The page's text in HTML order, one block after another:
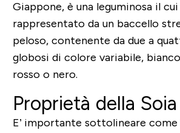
Giappone, è una leguminosa il
rappresentato da un baccello
peloso, contenente da due a
globosi di colore variabile,
rosso o nero.
Proprietà della Soia
E’ importante sottolineare come